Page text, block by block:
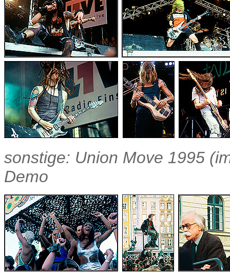
sonstige: Union Move 1995
Demo